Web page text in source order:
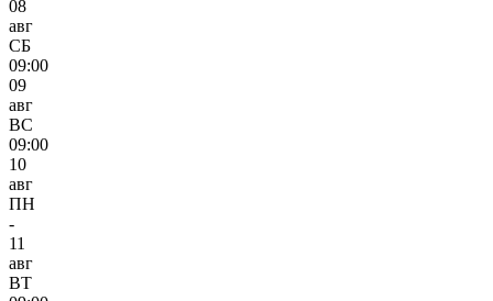
08
авг
СБ
09:00
09
авг
ВС
09:00
10
авг
ПН
-
11
авг
ВТ